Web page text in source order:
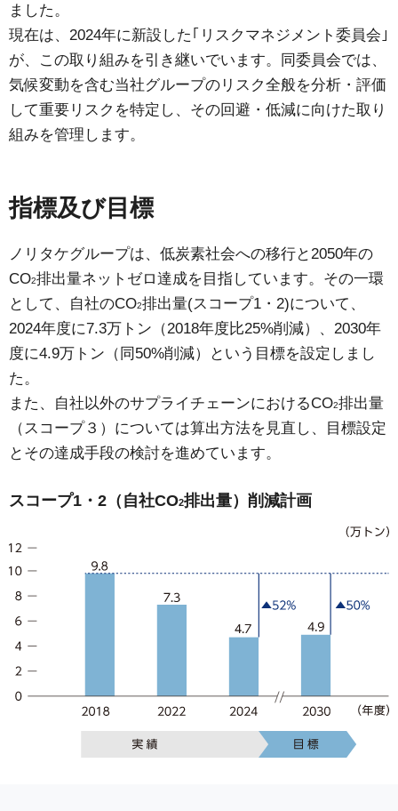
ました。
現在は、2024年に新設した｢リスクマネジメント委員会｣
が、この取り組みを引き継いでいます。同委員会では、
気候変動を含む当社グループのリスク全般を分析・評価
して重要リスクを特定し、その回避・低減に向けた取り
組みを管理します。
指標及び目標
ノリタケグループは、低炭素社会への移行と2050年の
CO2排出量ネットゼロ達成を目指しています。その一環
として、自社のCO2排出量(スコープ1・2)について、
2024年度に7.3万トン（2018年度比25%削減）、2030年
度に4.9万トン（同50%削減）という目標を設定しまし
た。
また、自社以外のサプライチェーンにおけるCO2排出量
（スコープ３）については算出方法を見直し、目標設定
とその達成手段の検討を進めています。
スコープ1・2（自社CO2排出量）削減計画